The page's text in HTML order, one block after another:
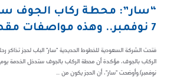
“سار”: محطة ركاب الجوف
7 نوفمبر.. وهذه مواصفات مقصورات النوم
فتحت الشركة السعودية للخطوط الحديدية "سار" الباب لحجز تذاكر
نوفمبر).وأوضحت "سار"، أن الحجز يكون من ...